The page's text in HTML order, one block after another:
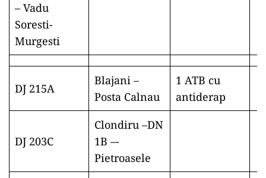
– Vadu
Soresti-
Murgesti
DJ 215A
Blajani –
Posta Calnau
1 ATB cu
antiderap
DJ 203C
Clondiru –DN
1B –-
Pietroasele